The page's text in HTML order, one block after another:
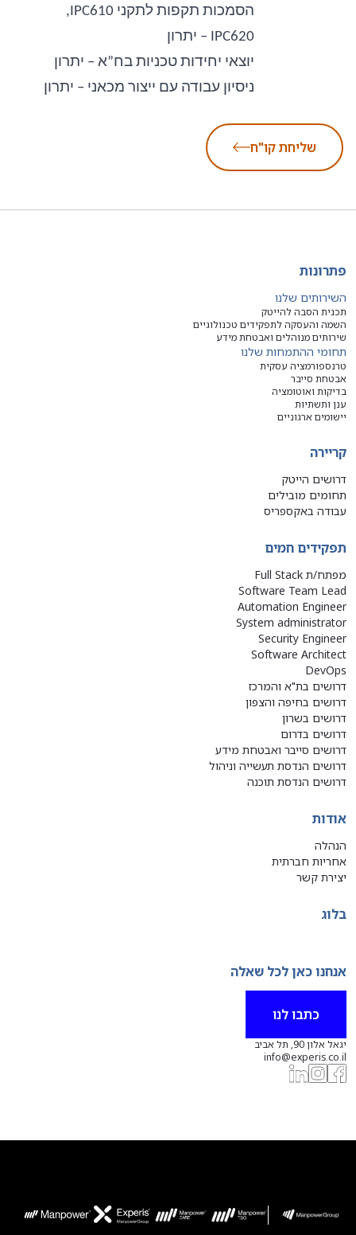
הסמכות תקפות לתקני IPC610
,
IPC620 – יתרון
יוצאי יחידות טכניות בח”א – יתרון
ניסיון עבודה עם ייצור מכאני – יתרון
שליחת קו"ח
פתרונות
השירותים שלנו
תכנית הסבה להייטק
השמה והעסקה לתפקידים טכנולוגיים
שירותים מנוהלים ואבטחת מידע
תחומי ההתמחות שלנו
טרנספורמציה עסקית
אבטחת סייבר
בדיקות ואוטומציה
ענן ותשתיות
יישומים ארגוניים
קריירה
דרושים הייטק
תחומים מובילים
עבודה באקספריס
תפקידים חמים
מפתח/ת Full Stack
Software Team Lead
Automation Engineer
System administrator
Security Engineer
Software Architect
DevOps
דרושים בת"א והמרכז
דרושים בחיפה והצפון
דרושים בשרון
דרושים בדרום
דרושים סייבר ואבטחת מידע
דרושים הנדסת תעשייה וניהול
דרושים הנדסת תוכנה
אודות
הנהלה
אחריות חברתית
יצירת קשר
בלוג
אנחנו כאן לכל שאלה
כתבו לנו
יגאל אלון 90, תל אביב
info@experis.co.il